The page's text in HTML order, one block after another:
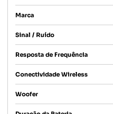
Marca
Sinal / Ruído
Resposta de Frequência
Conectividade Wireless
Woofer